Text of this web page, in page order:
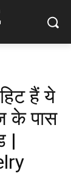
हैं ये
के पास
|